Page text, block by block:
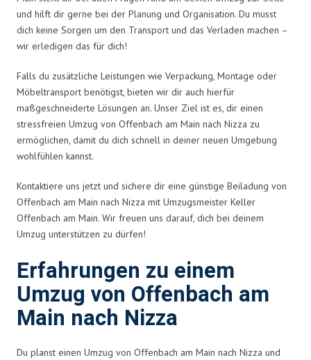
und hilft dir gerne bei der Planung und Organisation. Du musst
dich keine Sorgen um den Transport und das Verladen machen –
wir erledigen das für dich!
Falls du zusätzliche Leistungen wie Verpackung, Montage oder
Möbeltransport benötigst, bieten wir dir auch hierfür
maßgeschneiderte Lösungen an. Unser Ziel ist es, dir einen
stressfreien Umzug von Offenbach am Main nach Nizza zu
ermöglichen, damit du dich schnell in deiner neuen Umgebung
wohlfühlen kannst.
Kontaktiere uns jetzt und sichere dir eine günstige Beiladung von
Offenbach am Main nach Nizza mit Umzugsmeister Keller
Offenbach am Main. Wir freuen uns darauf, dich bei deinem
Umzug unterstützen zu dürfen!
Erfahrungen zu einem
Umzug von Offenbach am
Main nach Nizza
Du planst einen Umzug von Offenbach am Main nach Nizza und